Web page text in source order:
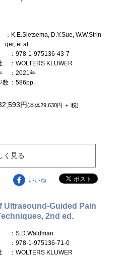
：K.E.Sietsema, D.Y.Sue, W.W.Strin
ger, et al.
：978-1-975136-43-7
：WOLTERS KLUWER
：2021年
数 ：586pp.
円(本体29,630円 ＋ 税)
く見る
いいね
Ultrasound-Guided Pain
2nd ed.
：S.D.Waldman
：978-1-975136-71-0
：WOLTERS KLUWER